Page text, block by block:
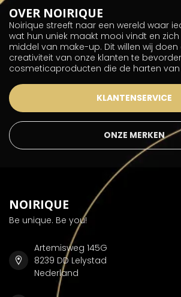
OVER NOIRIQUE
Noirique streeft naar een wereld waar
wat hun uniek maakt mooi vindt en
middel van make-up. Dit willen wij
creativiteit van onze klanten te
cosmeticaproducten die de harten
KLANTENSERVICE
ONZE MERKEN
NOIRIQUE
Be unique. Be you!
Artemisweg 145G
8239 DD Lelystad
Nederland